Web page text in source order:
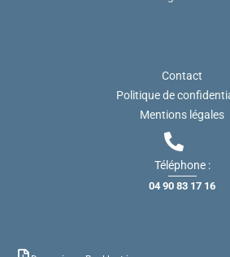
Contact
Politique de
Mentions légales
Téléphone :
04 90 83 17 16